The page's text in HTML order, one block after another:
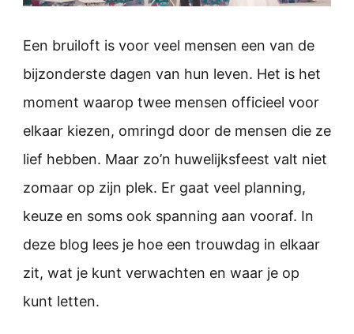
Een bruiloft is voor veel mensen een van de
bijzonderste dagen van hun leven. Het is het
moment waarop twee mensen officieel voor
elkaar kiezen, omringd door de mensen die ze
lief hebben. Maar zo’n huwelijksfeest valt niet
zomaar op zijn plek. Er gaat veel planning,
keuze en soms ook spanning aan vooraf. In
deze blog lees je hoe een trouwdag in elkaar
zit, wat je kunt verwachten en waar je op
kunt letten.